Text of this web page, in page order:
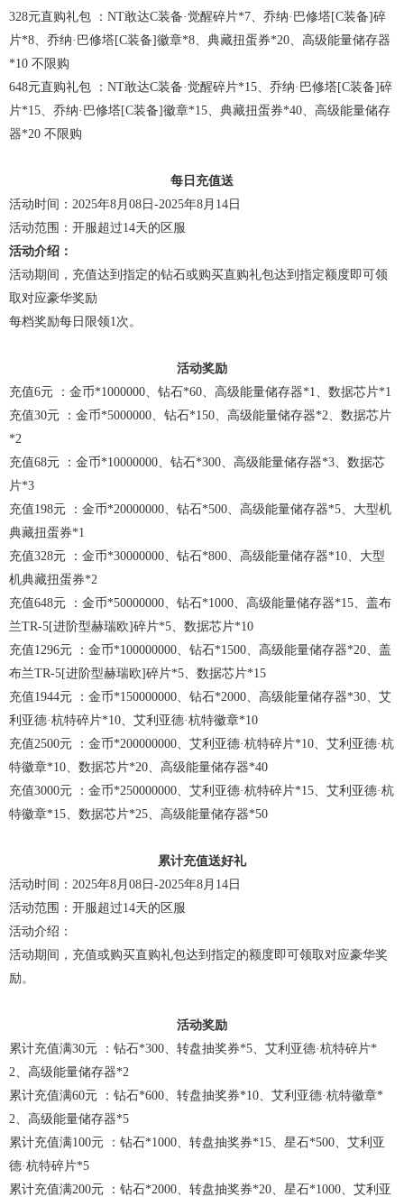
328元直购礼包 ：NT敢达C装备·觉醒碎片*7、乔纳·巴修塔[C装备]碎
片*8、乔纳·巴修塔[C装备]徽章*8、典藏扭蛋券*20、高级能量储存器
*10 不限购
648元直购礼包 ：NT敢达C装备·觉醒碎片*15、乔纳·巴修塔[C装备]碎
片*15、乔纳·巴修塔[C装备]徽章*15、典藏扭蛋券*40、高级能量储存
器*20 不限购
每日充值送
活动时间：2025年8月08日-2025年8月14日
活动范围：开服超过14天的区服
活动介绍：
活动期间，充值达到指定的钻石或购买直购礼包达到指定额度即可领
取对应豪华奖励
每档奖励每日限领1次。
活动奖励
充值6元 ：金币*1000000、钻石*60、高级能量储存器*1、数据芯片*1
充值30元 ：金币*5000000、钻石*150、高级能量储存器*2、数据芯片
*2
充值68元 ：金币*10000000、钻石*300、高级能量储存器*3、数据芯
片*3
充值198元 ：金币*20000000、钻石*500、高级能量储存器*5、大型机
典藏扭蛋券*1
充值328元 ：金币*30000000、钻石*800、高级能量储存器*10、大型
机典藏扭蛋券*2
充值648元 ：金币*50000000、钻石*1000、高级能量储存器*15、盖布
兰TR-5[进阶型赫瑞欧]碎片*5、数据芯片*10
充值1296元 ：金币*100000000、钻石*1500、高级能量储存器*20、盖
布兰TR-5[进阶型赫瑞欧]碎片*5、数据芯片*15
充值1944元 ：金币*150000000、钻石*2000、高级能量储存器*30、艾
利亚德·杭特碎片*10、艾利亚德·杭特徽章*10
充值2500元 ：金币*200000000、艾利亚德·杭特碎片*10、艾利亚德·杭
特徽章*10、数据芯片*20、高级能量储存器*40
充值3000元 ：金币*250000000、艾利亚德·杭特碎片*15、艾利亚德·杭
特徽章*15、数据芯片*25、高级能量储存器*50
累计充值送好礼
活动时间：2025年8月08日-2025年8月14日
活动范围：开服超过14天的区服
活动介绍：
活动期间，充值或购买直购礼包达到指定的额度即可领取对应豪华奖
励。
活动奖励
累计充值满30元 ：钻石*300、转盘抽奖券*5、艾利亚德·杭特碎片*
2、高级能量储存器*2
累计充值满60元 ：钻石*600、转盘抽奖券*10、艾利亚德·杭特徽章*
2、高级能量储存器*5
累计充值满100元 ：钻石*1000、转盘抽奖券*15、星石*500、艾利亚
德·杭特碎片*5
累计充值满200元 ：钻石*2000、转盘抽奖券*20、星石*1000、艾利亚